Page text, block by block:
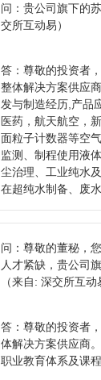
问： 贵公司旗下的
交所互动易）
答： 尊敬的投资者
整体解决方案供应
发与制造经历,产品
医药，航天航空，
面粒子计数器等空
监测、制程使用液
尘治理、工业纯水
在超纯水制备、废
问： 尊敬的董秘，
人才紧缺，贵公司
（来自: 深交所互动
答： 尊敬的投资者
体解决方案供应商
职业教育体系及课